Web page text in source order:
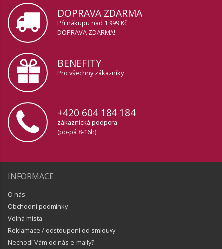
DOPRAVA ZDARMA
Při nákupu nad 1 999 Kč
DOPRAVA ZDARMA!
BENEFITY
Pro všechny zákazníky
+420 604 184 184
zákaznická podpora
(po-pá 8-16h)
INFORMACE
O nás
Obchodní podmínky
Volná místa
Reklamace / odstoupení od smlouvy
Nechodí Vám od nás e-maily?